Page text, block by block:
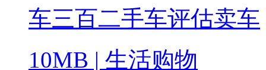
车三百二手车评估卖车
10MB | 生活购物